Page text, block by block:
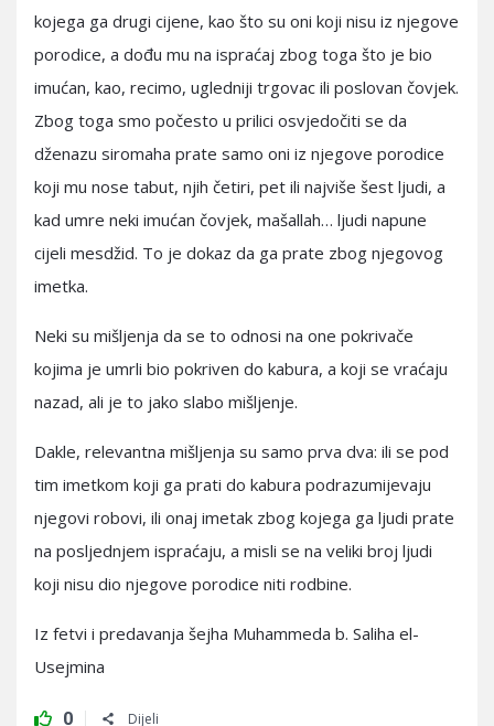
kojega ga drugi cijene, kao što su oni koji nisu iz njegove
porodice, a dođu mu na ispraćaj zbog toga što je bio
imućan, kao, recimo, ugledniji trgovac ili poslovan čovjek.
Zbog toga smo počesto u prilici osvjedočiti se da
dženazu siromaha prate samo oni iz njegove porodice
koji mu nose tabut, njih četiri, pet ili najviše šest ljudi, a
kad umre neki imućan čovjek, mašallah… ljudi napune
cijeli mesdžid. To je dokaz da ga prate zbog njegovog
imetka.
Neki su mišljenja da se to odnosi na one pokrivače
kojima je umrli bio pokriven do kabura, a koji se vraćaju
nazad, ali je to jako slabo mišljenje.
Dakle, relevantna mišljenja su samo prva dva: ili se pod
tim imetkom koji ga prati do kabura podrazumijevaju
njegovi robovi, ili onaj imetak zbog kojega ga ljudi prate
na posljednjem ispraćaju, a misli se na veliki broj ljudi
koji nisu dio njegove porodice niti rodbine.
Iz fetvi i predavanja šejha Muhammeda b. Saliha el-
Usejmina
0 Dijeli